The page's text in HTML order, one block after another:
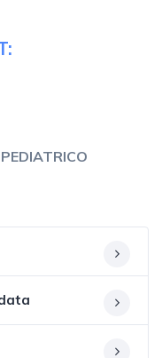
PEDIATRICO